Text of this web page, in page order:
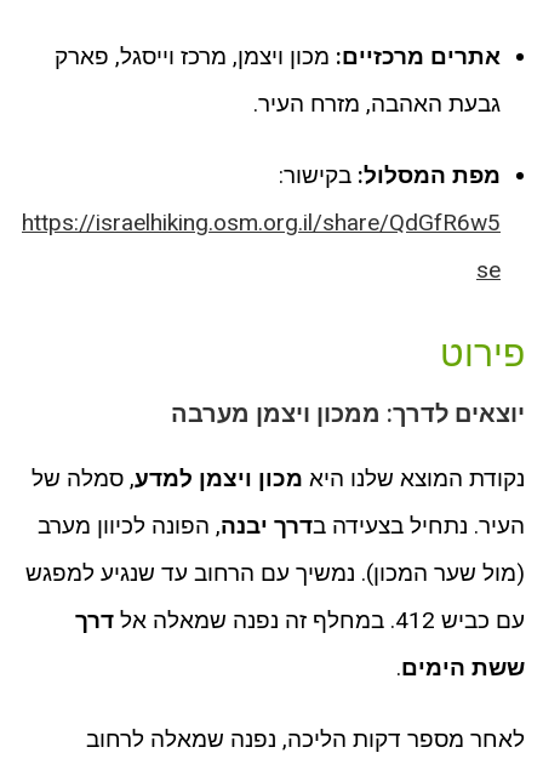
אתרים מרכזיים: מכון ויצמן, מרכז וייסגל, פארק
גבעת האהבה, מזרח העיר.
מפת המסלול: בקישור:
https://israelhiking.osm.org.il/share/QdGfR6w5
se
פירוט
יוצאים לדרך: ממכון ויצמן מערבה
נקודת המוצא שלנו היא מכון ויצמן למדע, סמלה של
העיר. נתחיל בצעידה בדרך יבנה, הפונה לכיוון מערב
(מול שער המכון). נמשיך עם הרחוב עד שנגיע למפגש
עם כביש 412. במחלף זה נפנה שמאלה אל
דרך
ששת הימים.
לאחר מספר דקות הליכה, נפנה שמאלה לרחוב